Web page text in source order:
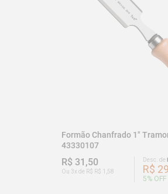
Formão Chanfrado 1"
43330107
R$ 31,50
Ou 3x de R$ R$ 1,58
Desc. de
R$
5%